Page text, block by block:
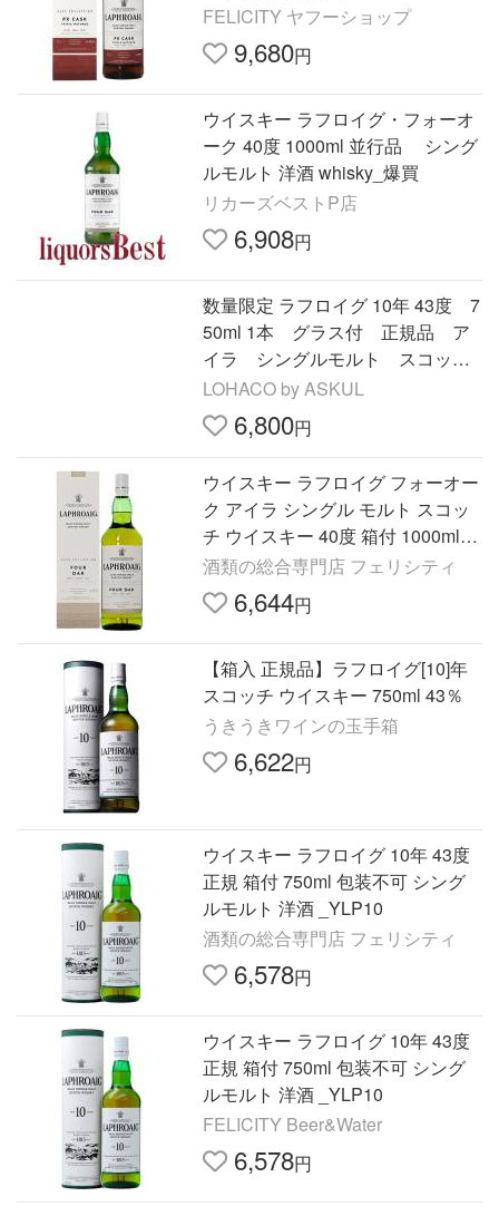
FELICITY ヤフーショップ
9,680円
ウイスキー ラフロイグ・フォーオ
ーク 40度 1000ml 並行品 シング
ルモルト 洋酒 whisky_爆買
リカーズベストP店
6,908円
数量限定 ラフロイグ 10年 43度 7
50ml 1本 グラス付 正規品 ア
イラ シングルモルト スコッチ
ウイスキー
LOHACO by ASKUL
6,800円
ウイスキー ラフロイグ フォーオー
ク アイラ シングル モルト スコッ
チ ウイスキー 40度 箱付 1000ml
洋酒
酒類の総合専門店 フェリシティ
6,644円
【箱入 正規品】ラフロイグ[10]年
スコッチ ウイスキー 750ml 43％
うきうきワインの玉手箱
6,622円
ウイスキー ラフロイグ 10年 43度
正規 箱付 750ml 包装不可 シング
ルモルト 洋酒 _YLP10
酒類の総合専門店 フェリシティ
6,578円
ウイスキー ラフロイグ 10年 43度
正規 箱付 750ml 包装不可 シング
ルモルト 洋酒 _YLP10
FELICITY Beer&Water
6,578円